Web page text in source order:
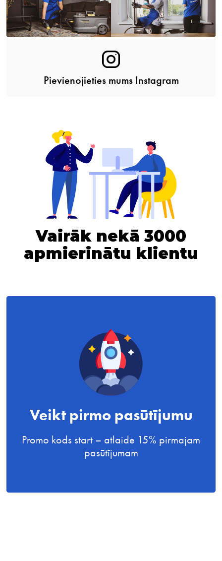
Pievienojieties mums Instagram
Vairāk nekā 3000
apmierinātu klientu
Veikt pirmo pasūtījumu
Promo kods start – atlaide 15% pirmajam
pasūtījumam